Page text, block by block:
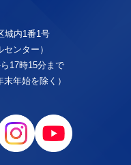
城内1番1号
ンター）
17時15分まで
年始を除く）